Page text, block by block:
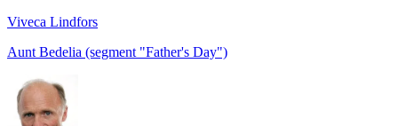
Viveca Lindfors
Aunt Bedelia (segment "Father's Day")